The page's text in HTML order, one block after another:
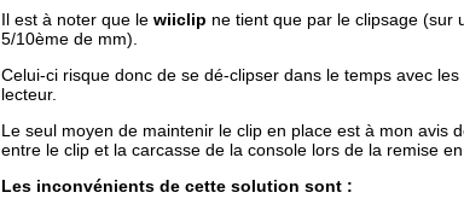
Il est à noter que le wiiclip ne tient que par le clipsage (sur
5/10ème de mm).
Celui-ci risque donc de se dé-clipser dans le temps avec les
lecteur.
Le seul moyen de maintenir le clip en place est à mon avis
entre le clip et la carcasse de la console lors de la remise
Les inconvénients de cette solution sont :